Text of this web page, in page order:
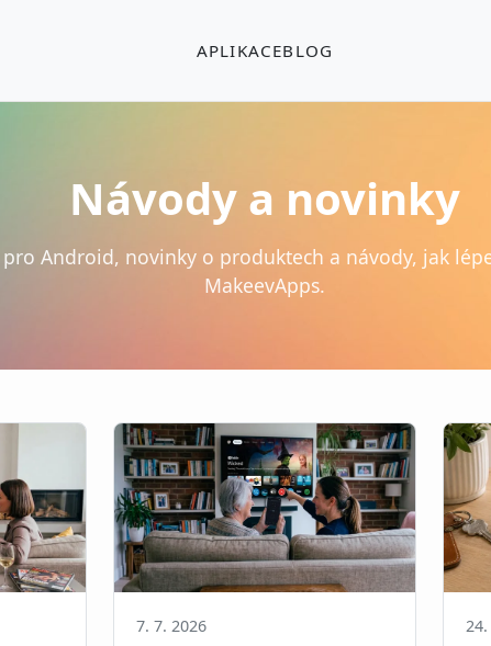
APLIKACEBLOG
Návody a novinky
Android, novinky o produktech a návody, jak
MakeevApps.
7. 7. 2026